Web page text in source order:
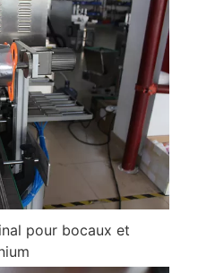
pour bocaux et